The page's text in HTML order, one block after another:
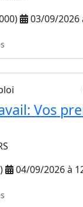
03/09/2026
Vos
04/09/2026 à